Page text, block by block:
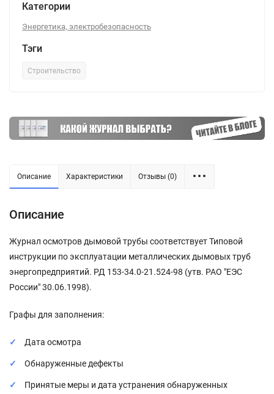
Категории
Энергетика, электробезопасность
Тэги
Строительство
Описание Характеристики Отзывы (0)
Описание
Журнал осмотров дымовой трубы соответствует Типовой
инструкции по эксплуатации металлических дымовых труб
энергопредприятий. РД 153-34.0-21.524-98 (утв. РАО "ЕЭС
России" 30.06.1998).
Графы для заполнения:
Дата осмотра
Обнаруженные дефекты
Принятые меры и дата устранения обнаруженных